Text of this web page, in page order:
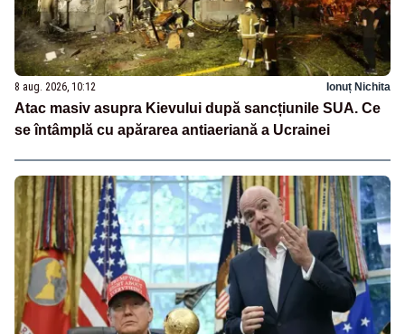
8 aug. 2026, 10:12 Ionuț Nichita
Atac masiv asupra Kievului după sancțiunile SUA. Ce
se întâmplă cu apărarea antiaeriană a Ucrainei